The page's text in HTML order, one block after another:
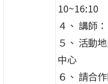
10~16:10
４、 講師
５、 活動
中心
６、 請合